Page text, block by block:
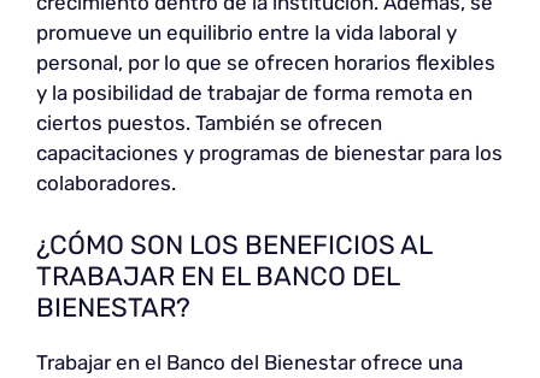
promueve un equilibrio entre la vida laboral y
personal, por lo que se ofrecen horarios flexibles
y la posibilidad de trabajar de forma remota en
ciertos puestos. También se ofrecen
capacitaciones y programas de bienestar para los
colaboradores.
¿CÓMO SON LOS BENEFICIOS AL
TRABAJAR EN EL BANCO DEL
BIENESTAR?
Trabajar en el Banco del Bienestar ofrece una